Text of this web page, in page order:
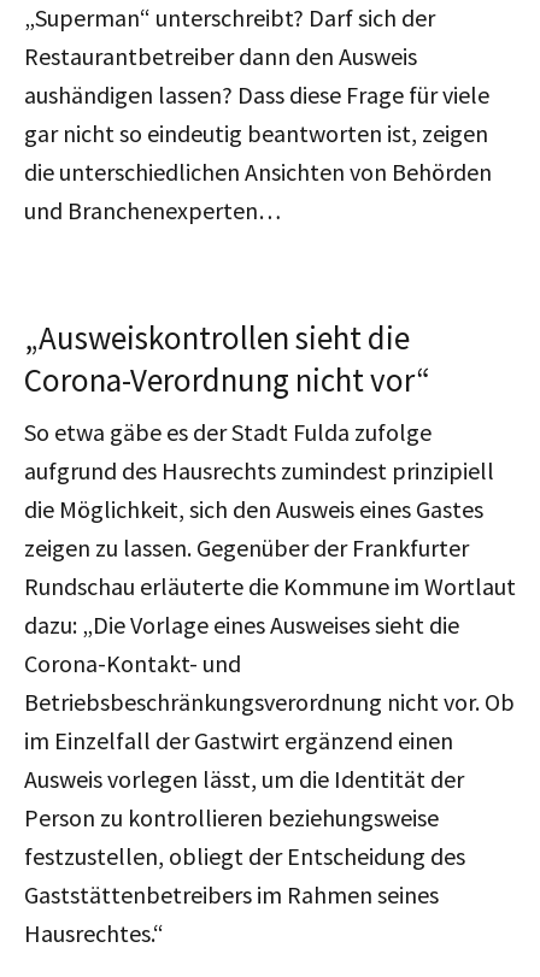
„Superman“ unterschreibt? Darf sich der
Restaurantbetreiber dann den Ausweis
aushändigen lassen? Dass diese Frage für viele
gar nicht so eindeutig beantworten ist, zeigen
die unterschiedlichen Ansichten von Behörden
und Branchenexperten…
„Ausweiskontrollen sieht die
Corona-Verordnung nicht vor“
So etwa gäbe es der Stadt Fulda zufolge
aufgrund des Hausrechts zumindest prinzipiell
die Möglichkeit, sich den Ausweis eines Gastes
zeigen zu lassen. Gegenüber der Frankfurter
Rundschau erläuterte die Kommune im Wortlaut
dazu: „Die Vorlage eines Ausweises sieht die
Corona-Kontakt- und
Betriebsbeschränkungsverordnung nicht vor. Ob
im Einzelfall der Gastwirt ergänzend einen
Ausweis vorlegen lässt, um die Identität der
Person zu kontrollieren beziehungsweise
festzustellen, obliegt der Entscheidung des
Gaststättenbetreibers im Rahmen seines
Hausrechtes.“